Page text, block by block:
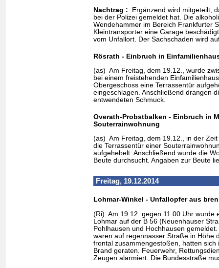
Nachtrag : Ergänzend wird mitgeteilt,
bei der Polizei gemeldet hat. Die
Wendehammer im Bereich Frankfurter
Kleintransporter eine Garage
vom Unfallort. Der Sachschaden wird
Rösrath - Einbruch in
(as) Am Freitag, dem 19.12., wurde
bei einem freistehenden
Obergeschoss eine Terrassentür
eingeschlagen. Anschließend drangen
entwendeten Schmuck.
Overath-Probstbalken - Einbruch in
Souterrainwohnung
(as) Am Freitag, dem 19.12., in der
die Terrassentür einer
aufgehebelt. Anschließend wurde die
Beute durchsucht. Angaben zur Beute
Freitag, 19.12.2014
Lohmar-Winkel - Unfallopfer aus
(Ri) Am 19.12. gegen 11.00 Uhr wurde
Lohmar auf der B 56 (Neuenhauser
Pohlhausen und Hochhausen
waren auf regennasser Straße in Höhe
frontal zusammengestoßen, hatten
Brand geraten. Feuerwehr,
Zeugen alarmiert. Die Bundesstraße